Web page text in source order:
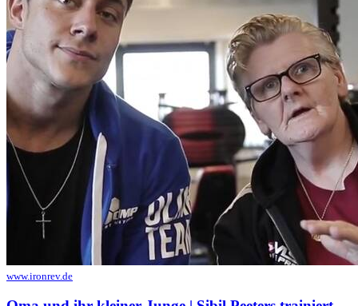
www.ironrev.de